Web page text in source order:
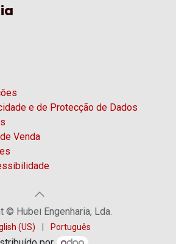
e de Protecção de Dados
Venda
© Hubel Engenharia, Lda.
(US) Português